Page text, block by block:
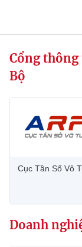
Cổng
Bộ
Cục Tần Số Vô
Doanh